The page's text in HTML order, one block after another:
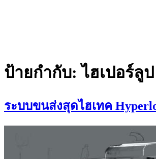
ป้ายกำกับ:ไฮเปอร์ลูป
ระบบขนส่งสุดไฮเทค